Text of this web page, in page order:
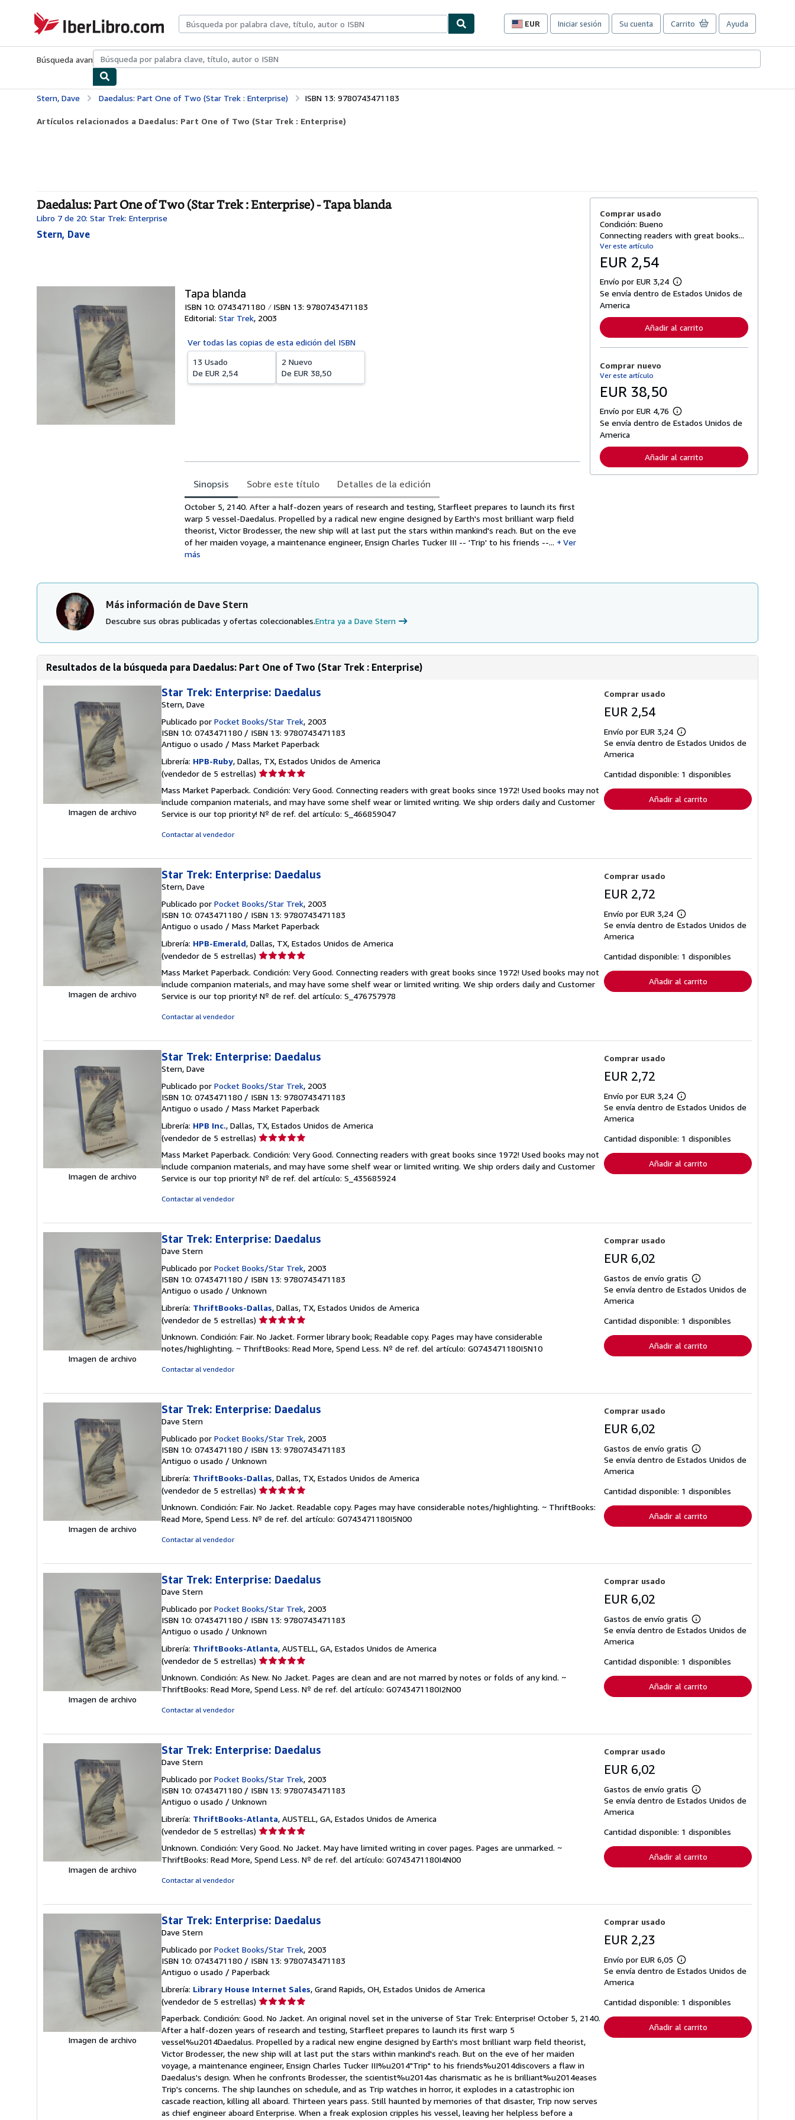
IberLibro.com
EUR
Preferencias
compra
sitio.
Iniciar sesión Su cuenta Carrito Ayuda
Búsqueda avanzadaColecciones Libros antiguosArte y coleccionismo
Stern, Dave Daedalus: Part One of Two (Star Trek : Enterprise) ISBN 13: 9780743471183
Artículos relacionados a Daedalus: Part One of Two (Star Trek : Enterprise)
Daedalus: Part One of Two (Star Trek : Enterprise) - Tapa blanda
Libro 7 de 20: Star Trek: Enterprise
Stern, Dave
Tapa blanda
ISBN 10: 0743471180 ISBN 13: 9780743471183
Editorial: Star Trek, 2003
Ver todas las copias de esta edición del ISBN
13 Usado
De EUR 2,54
2 Nuevo
De EUR 38,50
Sinopsis Sobre este título Detalles de la edición
Sinopsis
October 5, 2140. After a half-dozen years of research and testing, Starfleet prepares to launch its first
warp 5 vessel-Daedalus. Propelled by a radical new engine designed by Earth's most brilliant warp field
theorist, Victor Brodesser, the new ship will at last put the stars within mankind's reach. But on the eve
of her maiden voyage, a maintenance engineer, Ensign Charles Tucker III -- 'Trip' to his friends --...
Ver
más
Comprar usado
Condición: Bueno
Connecting readers with great books...
Ver este artículo
EUR 2,54
Envío por EUR 3,24
M
á
f
o
r
s
o
b
e
l
a
Se envía dentro de Estados Unidos de
America
Añadir al carrito
Comprar nuevo
Ver este artículo
EUR 38,50
Envío por EUR 4,76
M
á
f
o
r
l
f
a
Se envía dentro de Estados Unidos de
America
Añadir al carrito
Más información de Dave Stern
Descubre sus obras publicadas y ofertas coleccionables.Entra ya a Dave Stern
Resultados de la búsqueda para Daedalus: Part One of Two (Star Trek : Enterprise)
Imagen de archivo
Star Trek: Enterprise: Daedalus
Stern, Dave
Publicado por Pocket Books/Star Trek, 2003
ISBN 10: 0743471180 / ISBN 13: 9780743471183
Antiguo o usado / Mass Market Paperback
Librería: HPB-Ruby, Dallas, TX, Estados Unidos de America
(vendedor de 5 estrellas) Calificación
vendedor:
5
de
Mass Market Paperback. Condición: Very Good. Connecting readers with great books since 1972! Used books may not
include companion materials, and may have some shelf wear or limited writing. We ship orders daily and Customer
Service is our top priority! Nº de ref. del artículo: S_466859047
Contactar al vendedor
Comprar usado
EUR 2,54
Envío por EUR 3,24
Más
información
tarifas
de
envío
Se envía dentro de Estados Unidos de
America
Cantidad disponible: 1 disponibles
Añadir al carrito
Imagen de archivo
Star Trek: Enterprise: Daedalus
Stern, Dave
Publicado por Pocket Books/Star Trek, 2003
ISBN 10: 0743471180 / ISBN 13: 9780743471183
Antiguo o usado / Mass Market Paperback
Librería: HPB-Emerald, Dallas, TX, Estados Unidos de America
(vendedor de 5 estrellas) Calificación
vendedor:
5
de
Mass Market Paperback. Condición: Very Good. Connecting readers with great books since 1972! Used books may not
include companion materials, and may have some shelf wear or limited writing. We ship orders daily and Customer
Service is our top priority! Nº de ref. del artículo: S_476757978
Contactar al vendedor
Comprar usado
EUR 2,72
Envío por EUR 3,24
Más
información
tarifas
de
envío
Se envía dentro de Estados Unidos de
America
Cantidad disponible: 1 disponibles
Añadir al carrito
Imagen de archivo
Star Trek: Enterprise: Daedalus
Stern, Dave
Publicado por Pocket Books/Star Trek, 2003
ISBN 10: 0743471180 / ISBN 13: 9780743471183
Antiguo o usado / Mass Market Paperback
Librería: HPB Inc., Dallas, TX, Estados Unidos de America
(vendedor de 5 estrellas) Calificación
vendedor:
5
de
Mass Market Paperback. Condición: Very Good. Connecting readers with great books since 1972! Used books may not
include companion materials, and may have some shelf wear or limited writing. We ship orders daily and Customer
Service is our top priority! Nº de ref. del artículo: S_435685924
Contactar al vendedor
Comprar usado
EUR 2,72
Envío por EUR 3,24
Más
información
tarifas
de
envío
Se envía dentro de Estados Unidos de
America
Cantidad disponible: 1 disponibles
Añadir al carrito
Imagen de archivo
Star Trek: Enterprise: Daedalus
Dave Stern
Publicado por Pocket Books/Star Trek, 2003
ISBN 10: 0743471180 / ISBN 13: 9780743471183
Antiguo o usado / Unknown
Librería: ThriftBooks-Dallas, Dallas, TX, Estados Unidos de America
(vendedor de 5 estrellas) Calificación
vendedor:
5
Unknown. Condición: Fair. No Jacket. Former library book; Readable copy. Pages may have considerable
notes/highlighting. ~ ThriftBooks: Read More, Spend Less. Nº de ref. del artículo: G0743471180I5N10
Contactar al vendedor
Comprar usado
EUR 6,02
Gastos de envío gratis
Más
información
tarifas
de
envío
Se envía dentro de Estados Unidos de
America
Cantidad disponible: 1 disponibles
Añadir al carrito
Imagen de archivo
Star Trek: Enterprise: Daedalus
Dave Stern
Publicado por Pocket Books/Star Trek, 2003
ISBN 10: 0743471180 / ISBN 13: 9780743471183
Antiguo o usado / Unknown
Librería: ThriftBooks-Dallas, Dallas, TX, Estados Unidos de America
(vendedor de 5 estrellas) Calificación
vendedor:
Unknown. Condición: Fair. No Jacket. Readable copy. Pages may have considerable notes/highlighting. ~ ThriftBooks:
Read More, Spend Less. Nº de ref. del artículo: G0743471180I5N00
Contactar al vendedor
Comprar usado
EUR 6,02
Gastos de envío gratis
Más
información
tarifas
de
envío
Se envía dentro de Estados Unidos de
America
Cantidad disponible: 1 disponibles
Añadir al carrito
Imagen de archivo
Star Trek: Enterprise: Daedalus
Dave Stern
Publicado por Pocket Books/Star Trek, 2003
ISBN 10: 0743471180 / ISBN 13: 9780743471183
Antiguo o usado / Unknown
Librería: ThriftBooks-Atlanta, AUSTELL, GA, Estados Unidos de America
(vendedor de 5 estrellas) Calificación
vendedor:
5
Unknown. Condición: As New. No Jacket. Pages are clean and are not marred by notes or folds of any kind. ~
ThriftBooks: Read More, Spend Less. Nº de ref. del artículo: G0743471180I2N00
Contactar al vendedor
Comprar usado
EUR 6,02
Gastos de envío gratis
Más
información
tarifas
de
envío
Se envía dentro de Estados Unidos de
America
Cantidad disponible: 1 disponibles
Añadir al carrito
Imagen de archivo
Star Trek: Enterprise: Daedalus
Dave Stern
Publicado por Pocket Books/Star Trek, 2003
ISBN 10: 0743471180 / ISBN 13: 9780743471183
Antiguo o usado / Unknown
Librería: ThriftBooks-Atlanta, AUSTELL, GA, Estados Unidos de America
(vendedor de 5 estrellas) Calificación
vendedor:
5
Unknown. Condición: Very Good. No Jacket. May have limited writing in cover pages. Pages are unmarked. ~
ThriftBooks: Read More, Spend Less. Nº de ref. del artículo: G0743471180I4N00
Contactar al vendedor
Comprar usado
EUR 6,02
Gastos de envío gratis
Más
información
tarifas
de
envío
Se envía dentro de Estados Unidos de
America
Cantidad disponible: 1 disponibles
Añadir al carrito
Imagen de archivo
Star Trek: Enterprise: Daedalus
Dave Stern
Publicado por Pocket Books/Star Trek, 2003
ISBN 10: 0743471180 / ISBN 13: 9780743471183
Antiguo o usado / Paperback
Librería: Library House Internet Sales, Grand Rapids, OH, Estados Unidos de America
(vendedor de 5 estrellas) Calificación
vendedor:
5
de
5
estrellas
Paperback. Condición: Good. No Jacket. An original novel set in the universe of Star Trek: Enterprise! October 5, 2140.
After a half-dozen years of research and testing, Starfleet prepares to launch its first warp 5
vessel%u2014Daedalus. Propelled by a radical new engine designed by Earth's most brilliant warp field theorist,
Victor Brodesser, the new ship will at last put the stars within mankind's reach. But on the eve of her maiden
voyage, a maintenance engineer, Ensign Charles Tucker III%u2014"Trip" to his friends%u2014discovers a flaw in
Daedalus's design. When he confronts Brodesser, the scientist%u2014as charismatic as he is brilliant%u2014eases
Trip's concerns. The ship launches on schedule, and as Trip watches in horror, it explodes in a catastrophic ion
cascade reaction, killing all aboard. Thirteen years pass. Still haunted by memories of that disaster, Trip now serves
as chief engineer aboard Enterprise. When a freak explosion cripples his vessel, leaving her helpless before a
Comprar usado
EUR 2,23
Envío por EUR 6,05
Más
información
tarifas
de
envío
Se envía dentro de Estados Unidos de
America
Cantidad disponible: 1 disponibles
Añadir al carrito